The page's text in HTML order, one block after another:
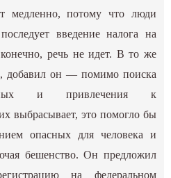
медленно, потому что люди
введение налога на
речь не идет. В то же
добавил он — помимо поиска
и привлечения к
выбрасывает, это помогло бы
опасных для человека и
бешенство. Он предложил
на федеральном